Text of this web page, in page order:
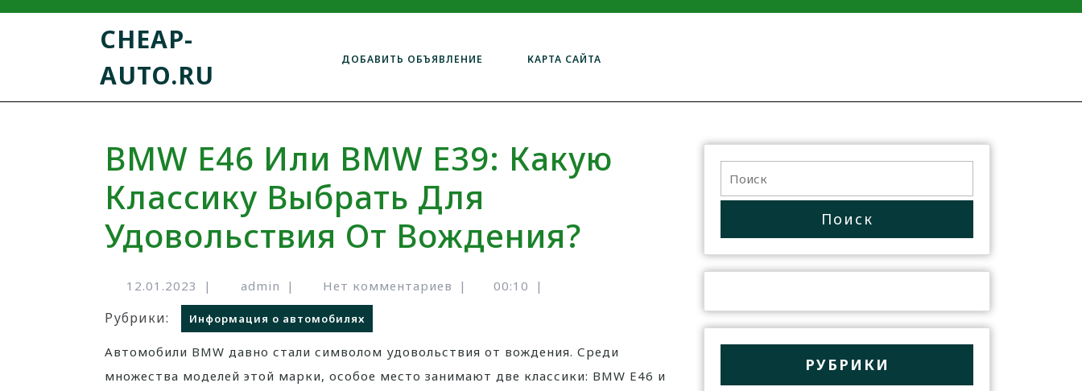
CHEAP-
AUTO.RU
ДОБАВИТЬ ОБЪЯВЛЕНИЕ КАРТА САЙТА
BMW E46 Или BMW E39: Какую
Классику Выбрать Для
Удовольствия От Вождения?
12.01.2023 | admin | Нет комментариев | 00:10 |
Рубрики: Информация о автомобилях
Автомобили BMW давно стали символом удовольствия от вождения. Среди
множества моделей этой марки, особое место занимают две классики: BMW E46 и
РУБРИКИ